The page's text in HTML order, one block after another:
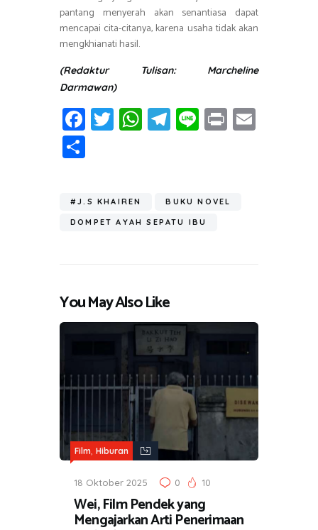
pantang menyerah akan senantiasa dapat
mencapai cita-citanya, karena usaha tidak akan
mengkhianati hasil.
(Redaktur Tulisan: Marcheline
Darmawan)
Fa
ce
ok
T
wi
W
h
A
p
T
el
a
m
Li
n
Pr
in
ar
e
#J.S KHAIREN BUKU NOVEL
DOMPET AYAH SEPATU IBU
You May Also Like
Film, Hiburan
18 Oktober 2025 0 10
Wei, Film Pendek yang
Mengajarkan Arti Penerimaan